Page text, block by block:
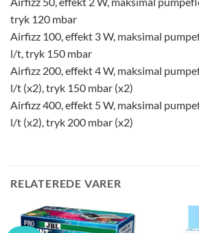
tryk 120 mbar
Airfizz 100, effekt 3 W, maksimal
l/t, tryk 150 mbar
Airfizz 200, effekt 4 W, maksimal
l/t (x2), tryk 150 mbar (x2)
Airfizz 400, effekt 5 W, maksimal
l/t (x2), tryk 200 mbar (x2)
RELATEREDE VARER